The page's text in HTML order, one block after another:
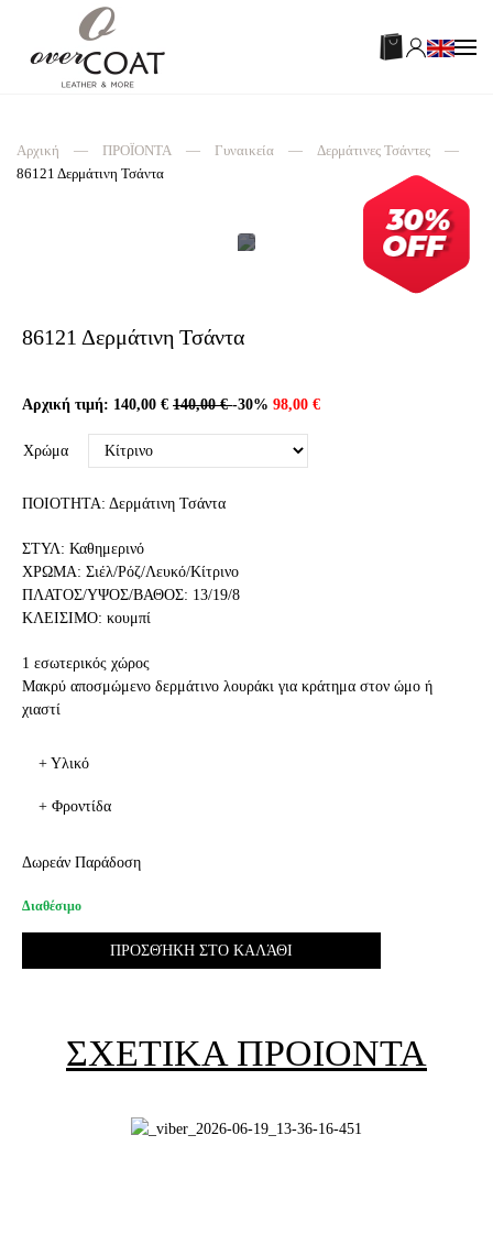
Αρχική ΠΡΟΪΟΝΤΑ Γυναικεία
Δερμάτινες Τσάντες
86121 Δερμάτινη Τσάντα
86121 Δερμάτινη Τσάντα
Αρχική τιμή: 140,00 € 140,00 €-30% 98,00 €
Χρώμα
ΠΟΙΟΤΗΤΑ: Δερμάτινη Τσάντα
ΣΤΥΛ: Καθημερινό
ΧΡΩΜΑ: Σιέλ/Ρόζ/Λευκό/Κίτρινο
ΠΛΑΤΟΣ/ΥΨΟΣ/ΒΑΘΟΣ: 13/19/8
ΚΛΕΙΣΙΜΟ: κουμπί
1 εσωτερικός χώρος
Μακρύ αποσμώμενο δερμάτινο λουράκι για κράτημα στον ώμο ή
χιαστί
+ Υλικό
+ Φροντίδα
Δωρεάν Παράδοση
Διαθέσιμο
ΠΡΟΣΘΉΚΗ ΣΤΟ ΚΑΛΆΘΙ
ΣΧΕΤΙΚΑ ΠΡΟΙΟΝΤΑ